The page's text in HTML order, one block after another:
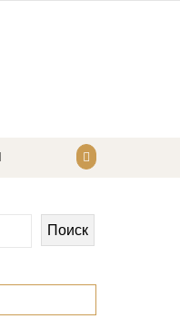
Поиск